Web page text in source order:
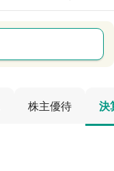
株主優待 決